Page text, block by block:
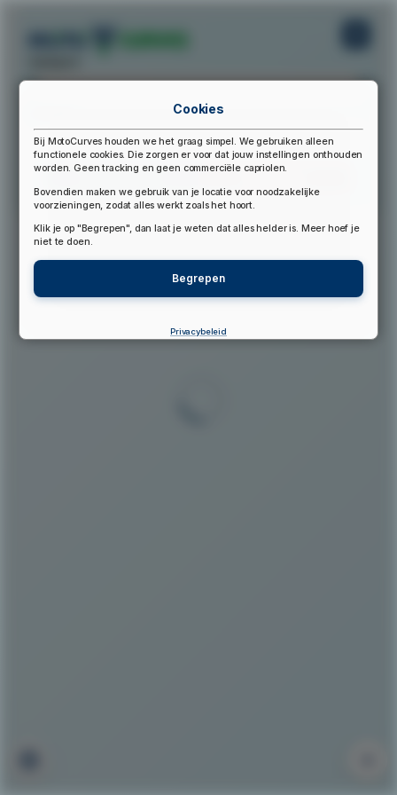
▲
Cookies
Bij MotoCurves houden we het graag simpel. We gebruiken alleen
functionele cookies. Die zorgen er voor dat jouw instellingen onthouden
worden. Geen tracking en geen commerciële capriolen.
Bovendien maken we gebruik van je locatie voor noodzakelijke
voorzieningen, zodat alles werkt zoals het hoort.
Klik je op "Begrepen", dan laat je weten dat alles helder is. Meer hoef je
niet te doen.
Begrepen
Privacybeleid